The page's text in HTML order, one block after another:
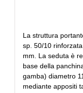
La struttura
sp. 50/10
mm. La seduta è
base della
gamba) diametro
mediante appositi